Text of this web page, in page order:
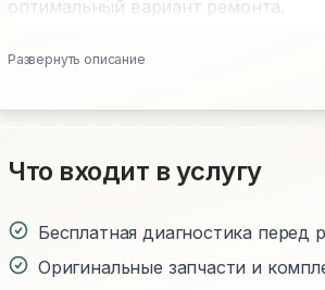
оптимальный вариант ремонта.
Развернуть описание
Что входит в услугу
Бесплатная диагностика перед
Оригинальные запчасти и